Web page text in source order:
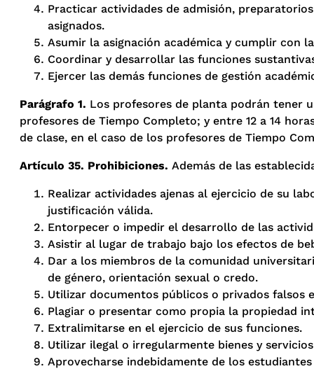
Practicar actividades de admisión,
asignados.
Asumir la asignación académica y cumplir con
Coordinar y desarrollar las funciones
Ejercer las demás funciones de gestión
Parágrafo 1. Los profesores de planta podrán tener
profesores de Tiempo Completo; y entre 12 a 14
de clase, en el caso de los profesores de Tiempo
Artículo 35. Prohibiciones. Además de las
Realizar actividades ajenas al ejercicio de su
justificación válida.
Entorpecer o impedir el desarrollo de las
Asistir al lugar de trabajo bajo los efectos de
Dar a los miembros de la comunidad
de género, orientación sexual o credo.
Utilizar documentos públicos o privados falsos
Plagiar o presentar como propia la propiedad
Extralimitarse en el ejercicio de sus funciones.
Utilizar ilegal o irregularmente bienes y
Aprovecharse indebidamente de los